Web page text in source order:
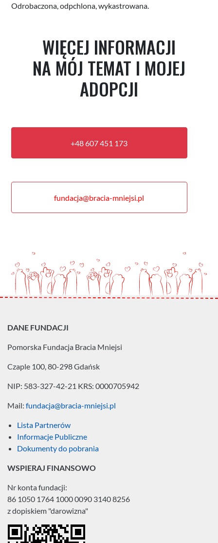
Odrobaczona, odpchlona, wykastrowana.
WIĘCEJ INFORMACJI
NA MÓJ TEMAT I MOJEJ
ADOPCJI
+48 607 451 173
fundacja@bracia-mniejsi.pl
DANE FUNDACJI
Pomorska Fundacja Bracia Mniejsi
Czaple 100, 80-298 Gdańsk
NIP: 583-327-42-21 KRS: 0000705942
Mail: fundacja@bracia-mniejsi.pl
Lista Partnerów
Informacje Publiczne
Dokumenty do pobrania
WSPIERAJ FINANSOWO
Nr konta fundacji:
86 1050 1764 1000 0090 3140 8256
z dopiskiem "darowizna"